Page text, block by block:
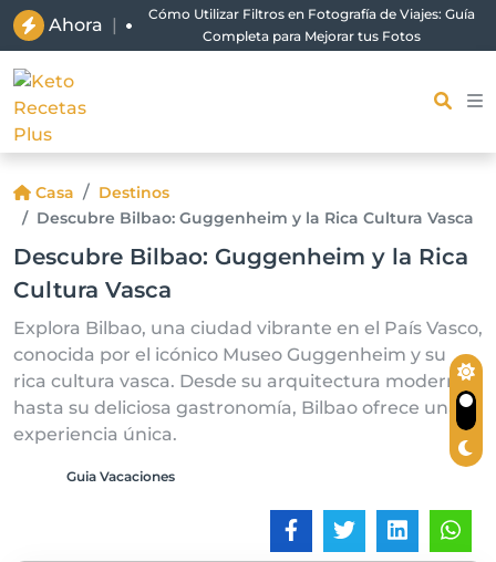
Ahora |
Cómo Utilizar Filtros en Fotografía de Viajes: Guía
Completa para Mejorar tus Fotos
Casa
Destinos
Descubre Bilbao: Guggenheim y la Rica Cultura Vasca
Descubre Bilbao: Guggenheim y la Rica
Cultura Vasca
Explora Bilbao, una ciudad vibrante en el País Vasco,
conocida por el icónico Museo Guggenheim y su
rica cultura vasca. Desde su arquitectura moderna
hasta su deliciosa gastronomía, Bilbao ofrece una
experiencia única.
Guia Vacaciones